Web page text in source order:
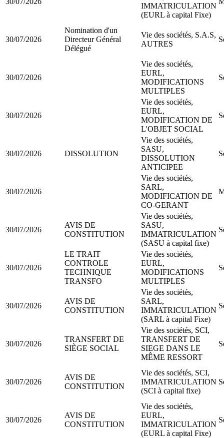
IMMATRICULATION
(EURL à capital Fixe)
30/07/2026
Nomination d'un
Directeur Général
Délégué
Vie des sociétés, S.A.S,
AUTRES
30/07/2026
Vie des sociétés,
EURL,
MODIFICATIONS
MULTIPLES
30/07/2026
Vie des sociétés,
EURL,
MODIFICATION DE
L'OBJET SOCIAL
30/07/2026 DISSOLUTION
Vie des sociétés,
SASU,
DISSOLUTION
ANTICIPEE
30/07/2026
Vie des sociétés,
SARL,
MODIFICATION DE
CO-GERANT
30/07/2026
AVIS DE
CONSTITUTION
Vie des sociétés,
SASU,
IMMATRICULATION
(SASU à capital fixe)
30/07/2026
LE TRAIT
CONTROLE
TECHNIQUE
TRANSFO
Vie des sociétés,
EURL,
MODIFICATIONS
MULTIPLES
30/07/2026
AVIS DE
CONSTITUTION
Vie des sociétés,
SARL,
IMMATRICULATION
(SARL à capital Fixe)
30/07/2026
TRANSFERT DE
SIÈGE SOCIAL
Vie des sociétés, SCI,
TRANSFERT DE
SIEGE DANS LE
MÊME RESSORT
30/07/2026
AVIS DE
CONSTITUTION
Vie des sociétés, SCI,
IMMATRICULATION
(SCI à capital fixe)
30/07/2026
AVIS DE
CONSTITUTION
Vie des sociétés,
EURL,
IMMATRICULATION
(EURL à capital Fixe)